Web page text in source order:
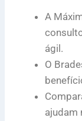
A
ágil.
O
ajudam